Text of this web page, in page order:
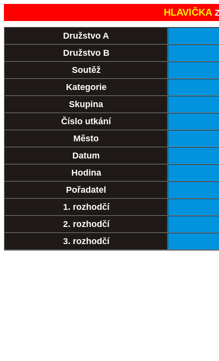
HLAVIČKA
Družstvo A
Družstvo B
Soutěž
Kategorie
Skupina
Číslo utkání
Město
Datum
Hodina
Pořadatel
1. rozhodčí
2. rozhodčí
3. rozhodčí